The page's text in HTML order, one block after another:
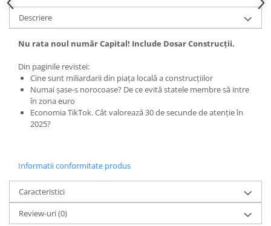
Descriere
Nu rata noul număr Capital! Include Dosar Construcții.
Din paginile revistei:
Cine sunt miliardarii din piața locală a construcțiilor
Numai șase-s norocoase? De ce evită statele membre să intre
în zona euro
Economia TikTok. Cât valorează 30 de secunde de atenție în
2025?
Informatii conformitate produs
Caracteristici
Review-uri(0)